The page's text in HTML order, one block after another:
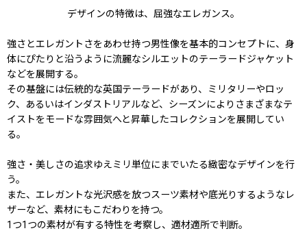
デザインの特徴は、屈強なエレガンス。
強さとエレガントさをあわせ持つ男性像を基本的コンセプトに、身
体にぴたりと沿うように流麗なシルエットのテーラードジャケット
などを展開する。
その基盤には伝統的な英国テーラードがあり、ミリタリーやロッ
ク、あるいはインダストリアルなど、シーズンによりさまざまなテ
イストをモードな雰囲気へと昇華したコレクションを展開してい
る。
強さ・美しさの追求ゆえミリ単位にまでいたる緻密なデザインを行
う。
また、エレガントな光沢感を放つスーツ素材や底光りするようなレ
ザーなど、素材にもこだわりを持つ。
1つ1つの素材が有する特性を考察し、適材適所で判断。